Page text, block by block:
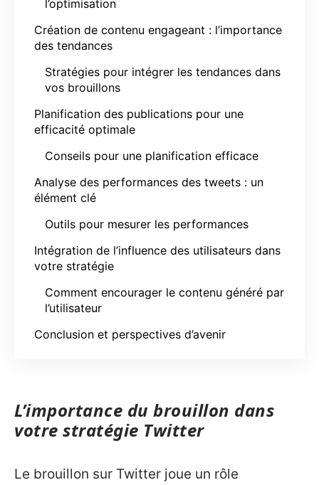
l’optimisation
Création de contenu engageant : l’importance
des tendances
Stratégies pour intégrer les tendances dans
vos brouillons
Planification des publications pour une
efficacité optimale
Conseils pour une planification efficace
Analyse des performances des tweets : un
élément clé
Outils pour mesurer les performances
Intégration de l’influence des utilisateurs dans
votre stratégie
Comment encourager le contenu généré par
l’utilisateur
Conclusion et perspectives d’avenir
L’importance du brouillon dans
votre stratégie Twitter
Le brouillon sur Twitter joue un rôle